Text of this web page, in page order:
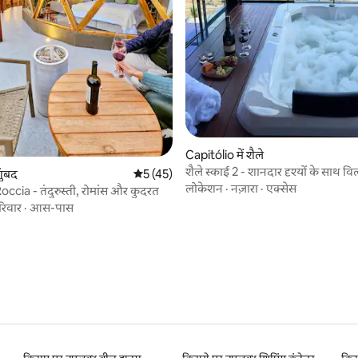
औसत रेटिंग 5 में से 5, 45 समीक्षाएँ
5 (45)
- तंदुरुस्ती, रोमांस और कुदरत
· आस-पास
Capitólio में शैले
शैले स्काई 2 - शानदार दृश्यों के साथ
रोमांस
लोकेशन ·नज़ारा ·एक्सेस